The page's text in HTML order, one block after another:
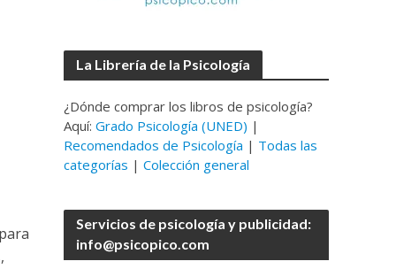
La Librería de la Psicología
¿Dónde comprar los libros de psicología?
Aquí:Grado Psicología (UNED) |
Recomendados de Psicología | Todas las
categorías |Colección general
Servicios de psicología y publicidad:
info@psicopico.com